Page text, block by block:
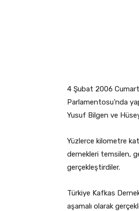
4 Şubat 2006
Parlamentosu’nda
Yusuf Bilgen ve
Yüzlerce kilometre
dernekleri temsilen,
gerçekleştirdiler.
Türkiye Kafkas
aşamalı olarak